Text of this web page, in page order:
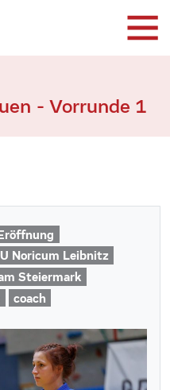
- Vorrunde 1
Noricum Leibnitz
Steiermark
coach